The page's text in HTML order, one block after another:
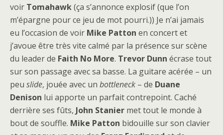
voir Tomahawk(ça s’annonce explosif (que l’on
m’épargne pour ce jeu de mot pourri.)) Je n’ai jamais
eu l’occasion de voir Mike Patton en concert et
j’avoue être très vite calmé par la présence sur scène
du leader de Faith No More. Trevor Dunn écrase tout
sur son passage avec sa basse. La guitare acérée – un
peu slide, jouée avec un bottleneck – de Duane
Denison lui apporte un parfait contrepoint. Caché
derrière ses fûts, John Stanier met tout le monde à
bout de souffle. Mike Patton bidouille sur son clavier